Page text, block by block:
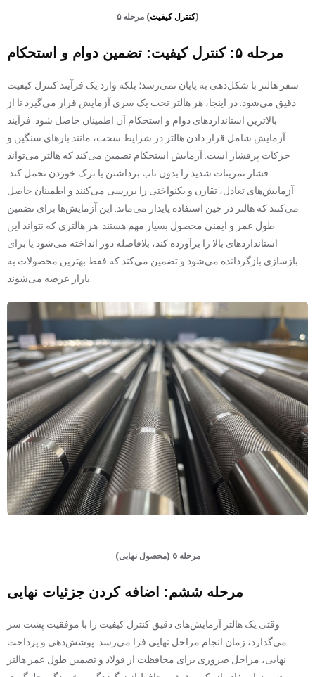
مرحله ۵ (کنترل کیفیت)
مرحله ۵: کنترل کیفیت: تضمین دوام و استحکام
سفر هالتر با شکل‌دهی به پایان نمی‌رسد؛ بلکه وارد یک فرآیند کنترل کیفیت
دقیق می‌شود. در اینجا، هر هالتر تحت یک سری آزمایش قرار می‌گیرد تا از
بالاترین استانداردهای دوام و استحکام آن اطمینان حاصل شود. فرآیند
آزمایش شامل قرار دادن هالتر در شرایط سخت، مانند بارهای سنگین و
حرکات پرفشار است. آزمایش استحکام تضمین می‌کند که هالتر می‌تواند
فشار تمرینات شدید را بدون تاب برداشتن یا ترک خوردن تحمل کند.
آزمایش‌های تعادل، تقارن و یکنواختی را بررسی می‌کنند و اطمینان حاصل
می‌کنند که هالتر در حین استفاده پایدار می‌ماند. این آزمایش‌ها برای تضمین
طول عمر و ایمنی محصول بسیار مهم هستند. هر هالتری که نتواند این
استانداردهای بالا را برآورده کند، بلافاصله دور انداخته می‌شود یا برای
بازسازی بازگردانده می‌شود و تضمین می‌کند که فقط بهترین محصولات به
مرحله 6 (محصول نهایی)
مرحله ششم: اضافه کردن جزئیات نهایی
وقتی یک هالتر آزمایش‌های دقیق کنترل کیفیت را با موفقیت پشت سر
می‌گذارد، زمان انجام مراحل نهایی فرا می‌رسد. پوشش‌دهی و پرداخت
نهایی، مراحل ضروری برای محافظت از فولاد و تضمین طول عمر هالتر